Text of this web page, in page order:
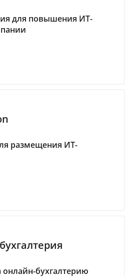
для повышения ИТ-
размещения ИТ-
бухгалтерию